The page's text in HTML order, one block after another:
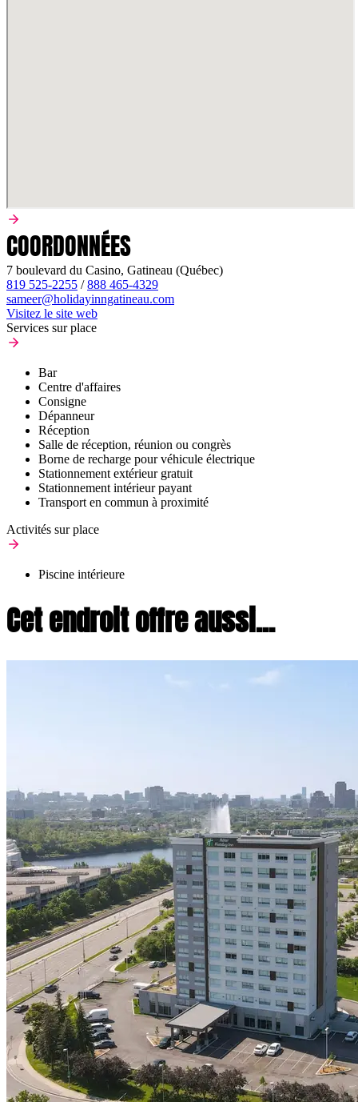
COORDONNÉES
7 boulevard du Casino, Gatineau (Québec)
819 525-2255 /888 465-4329
sameer@holidayinngatineau.com
Visitez le site web
Services sur place
Bar
Centre d'affaires
Consigne
Dépanneur
Réception
Salle de réception, réunion ou congrès
Borne de recharge pour véhicule électrique
Stationnement extérieur gratuit
Stationnement intérieur payant
Transport en commun à proximité
Activités sur place
Piscine intérieure
Cet endroit offre aussi...